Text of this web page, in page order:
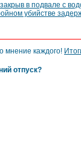
в подвале с
убийстве
мнение каждого!
отпуск?